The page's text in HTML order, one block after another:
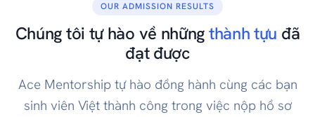
OUR ADMISSION RESULTS
Chúng tôi tự hào về nhữngthành tựu đã
đạt được
Ace Mentorship tự hào đồng hành cùng các bạn
sinh viên Việt thành công trong việc nộp hồ sơ